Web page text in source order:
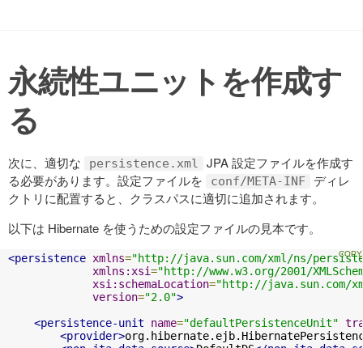
永続性ユニットを作成す
る
次に、適切な persistence.xml
JPA 設定ファイルを作成す
る必要があります。設定ファイルを
conf/META-INF
ディレ
クトリに配置すると、クラスパスに適切に追加されます。
以下は Hibernate を使うための設定ファイルの見本です。
<persistence xmlns="http://java.sun.com/xml/ns/
xmlns:xsi="http://www.w3.org/2001/
xsi:schemaLocation="http://java.sun.com/
version="2.0">
<persistence-unit
name="defaultPersistenceUnit"
<provider>